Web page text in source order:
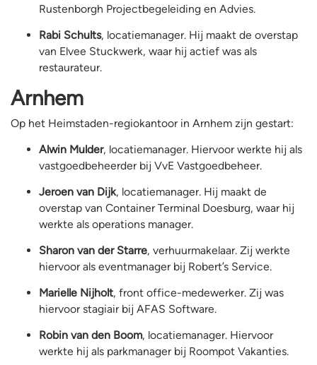
Rustenborgh Projectbegeleiding en Advies.
Rabi Schults, locatiemanager. Hij maakt de overstap
van Elvee Stuckwerk, waar hij actief was als
restaurateur.
Arnhem
Op het Heimstaden-regiokantoor in Arnhem zijn gestart:
Alwin Mulder, locatiemanager. Hiervoor werkte hij als
vastgoedbeheerder bij VvE Vastgoedbeheer.
Jeroen van Dijk, locatiemanager. Hij maakt de
overstap van Container Terminal Doesburg, waar hij
werkte als operations manager.
Sharon van der Starre, verhuurmakelaar. Zij werkte
hiervoor als eventmanager bij Robert’s Service.
Marielle Nijholt, front office-medewerker. Zij was
hiervoor stagiair bij AFAS Software.
Robin van den Boom, locatiemanager. Hiervoor
werkte hij als parkmanager bij Roompot Vakanties.